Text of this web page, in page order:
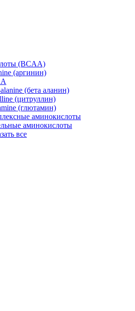
(BCAA)
(аргинин)
(бета аланин)
(цитруллин)
(глютамин)
аминокислоты
аминокислоты
все